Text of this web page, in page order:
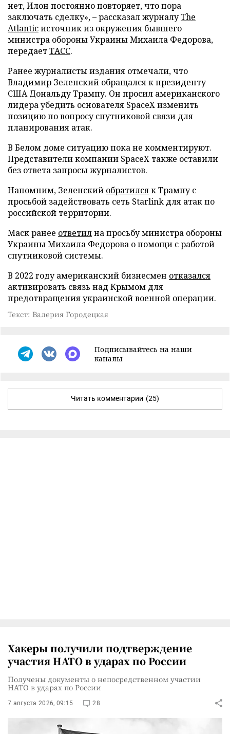
нет, Илон постоянно повторяет, что пора
заключать сделку», – рассказал журналуThe
Atlanticисточник из окружения бывшего
министра обороны Украины Михаила Федорова,
передаетТАСС.
Ранее журналисты издания отмечали, что
Владимир Зеленский обращался к президенту
США Дональду Трампу. Он просил американского
лидера убедить основателя SpaceX изменить
позицию по вопросу спутниковой связи для
планирования атак.
В Белом доме ситуацию пока не комментируют.
Представители компании SpaceX также оставили
без ответа запросы журналистов.
Напомним, Зеленский обратилсяк Трампу с
просьбой задействовать сеть Starlink для атак по
российской территории.
Маск ранее ответилна просьбу министра обороны
Украины Михаила Федорова о помощи с работой
спутниковой системы.
В 2022 году американский бизнесмен отказался
активировать связь над Крымом для
предотвращения украинской военной операции.
Текст: Валерия Городецкая
Подписывайтесь на наши
каналы
Читать комментарии (25)
Хакеры получили подтверждение
участия НАТО в ударах по России
Получены документы о непосредственном участии
НАТО в ударах по России
7 августа 2026, 09:15 28